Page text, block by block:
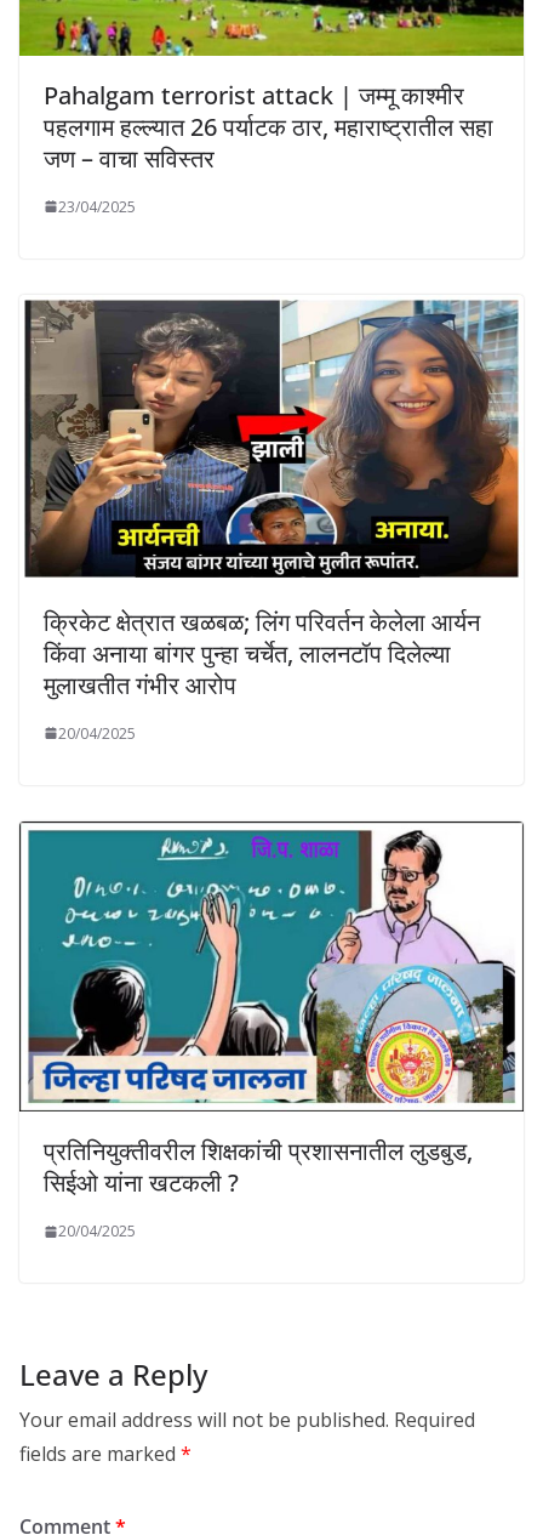
Pahalgam terrorist attack | जम्मू काश्मीर
पहलगाम हल्ल्यात 26 पर्याटक ठार, महाराष्ट्रातील सहा
जण – वाचा सविस्तर
23/04/2025
क्रिकेट क्षेत्रात खळबळ; लिंग परिवर्तन केलेला आर्यन
किंवा अनाया बांगर पुन्हा चर्चेत, लालनटॉप दिलेल्या
मुलाखतीत गंभीर आरोप
20/04/2025
प्रतिनियुक्तीवरील शिक्षकांची प्रशासनातील लुडबुड,
सिईओ यांना खटकली ?
20/04/2025
Leave a Reply
Your email address will not be published. Required
fields are marked *
Comment*